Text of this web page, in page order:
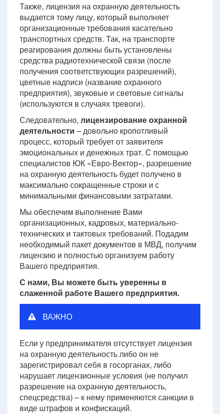
Также, лицензия на охранную деятельность
выдается тому лицу, который выполняет
организационные требования касательно
транспортных средств. Так, на транспорте
реагирования должны быть установлены
средства радиотехнической связи (после
получения соответствующих разрешений),
цветные надписи (название охранного
предприятия), звуковые и световые сигналы
(используются в случаях тревоги).
Следовательно, лицензирование охранной
деятельности – довольно кропотливый
процесс, который требует от заявителя
эмоциональных и денежных трат. С помощью
специалистов ЮК «Евро-Вектор», разрешение
на охранную деятельность будет получено в
максимально сокращенные строки и с
минимальными финансовыми затратами.
Мы обеспечим выполнение Вами
организационных, кадровых, материально-
технических и тактовых требований. Подадим
необходимый пакет документов в МВД, получим
лицензию и полностью организуем работу
Вашего предприятия.
С нами, Вы можете быть уверенны в
слаженной работе Вашего предприятия.
ВАЖНО
Если у предпринимателя отсутствует лицензия
на охранную деятельность либо он не
зарегистрировал себя в госорганах, либо
нарушает лицензионные условия (не получил
разрешение на охранную деятельность,
спецсредства) – к нему применяются санкции в
виде штрафов и конфискаций.